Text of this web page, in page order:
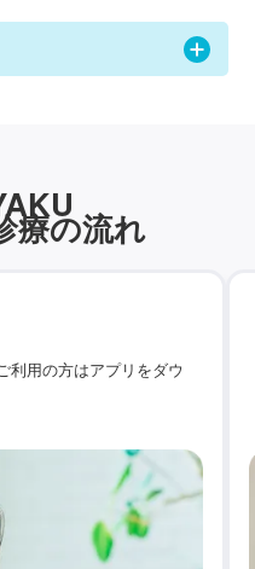
療の流れ
利用の方はアプリをダウ